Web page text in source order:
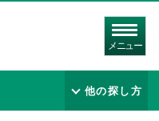
メニュー
他の探し方